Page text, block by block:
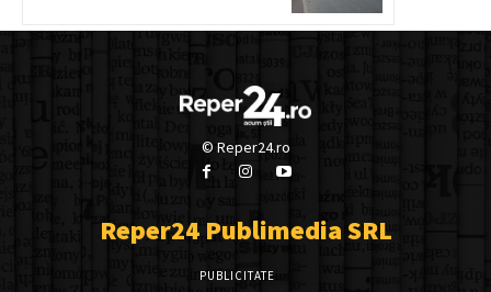
© Reper24.ro
Reper24 Publimedia SRL
PUBLICITATE